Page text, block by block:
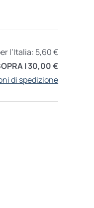
l’Italia: 5,60 €
I 30,00 €
di spedizione